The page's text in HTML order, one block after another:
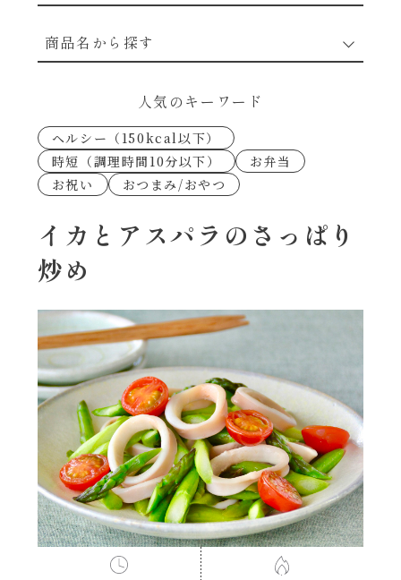
穀物類のレシピ
なんでも南蛮
考えるな、二代目で炒めろ！～○○の炒め物
朝シャン（ごはん派）
朝シャン（パン派）
ヘルシー（150kcal以下）
時短（調理時間10分以下）
お弁当
お祝い
商品名から探す
あえるハコネーゼトマトバジル
あえるハコネーゼ高菜
あえるハコネーゼミートソース
あえるハコネーゼナポリタン
あえるハコネーゼジェノベーゼ
あえるハコネーゼペペロンチーノ
あえるハコネーゼたらこクリーム
シャンタンシリーズ
人気のキーワード
ヘルシー（150kcal以下）
時短（調理時間10分以下）
お弁当
お祝い
おつまみ/おやつ
イカとアスパラのさっぱり
炒め